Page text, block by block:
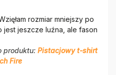
obsługa sklepu.
rozmiar mniejszy po
jest jeszcze luźna, ale fason
produktu: Pistacjowy t-shirt
Fire